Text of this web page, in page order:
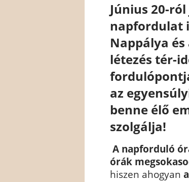
Június 20-
napfordulat
Nappálya
létezés tér-
az
benne élő
szolgálja!
A napforduló
órák
hiszen ahogyan